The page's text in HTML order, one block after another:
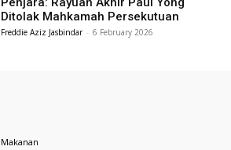
Ditolak Mahkamah Persekutuan
Freddie Aziz Jasbindar - 6 February 2026
Makanan